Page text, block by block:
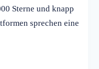
Sterne und knapp
sprechen eine